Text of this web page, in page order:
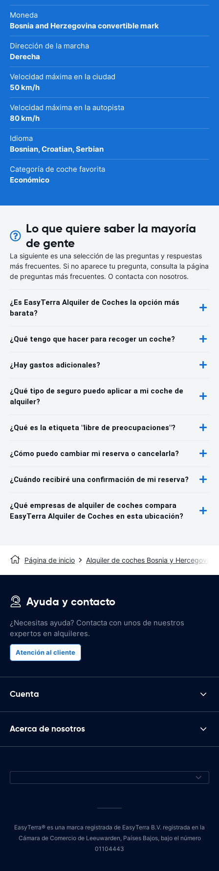
Moneda
Bosnia and Herzegovina convertible mark
Dirección de la marcha
Derecha
Velocidad máxima en la ciudad
50 km/h
Velocidad máxima en la autopista
80 km/h
Idioma
Bosnian, Croatian, Serbian
Categoría de coche favorita
Económico
Lo que quiere saber la mayoría
de gente
La siguiente es una selección de las preguntas y respuestas
más frecuentes. Si no aparece tu pregunta, consulta la página
de preguntas más frecuentes. O contacta con nosotros.
¿Es EasyTerra Alquiler de Coches la opción más
barata?
¿Qué tengo que hacer para recoger un coche?
¿Hay gastos adicionales?
¿Qué tipo de seguro puedo aplicar a mi coche de
alquiler?
¿Qué es la etiqueta "libre de preocupaciones"?
¿Cómo puedo cambiar mi reserva o cancelarla?
¿Cuándo recibiré una confirmación de mi reserva?
¿Qué empresas de alquiler de coches compara
EasyTerra Alquiler de Coches en esta ubicación?
Página de inicio Alquiler de coches Bosnia y Hercegovina
Ayuda y contacto
¿Necesitas ayuda? Contacta con unos de nuestros
expertos en alquileres.
Atención al cliente
Cuenta
Acerca de nosotros
EasyTerra® es una marca registrada de EasyTerra B.V. registrada en la
Cámara de Comercio de Leeuwarden, Países Bajos, bajo el número
01104443